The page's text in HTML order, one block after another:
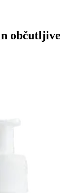
občutljive